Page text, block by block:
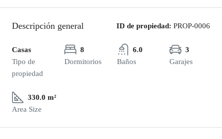
Descripción general ID de propiedad: PROP-0006
Casas
Tipo de
propiedad
8
Dormitorios
6.0
Baños
3
Garajes
330.0 m²
Area Size